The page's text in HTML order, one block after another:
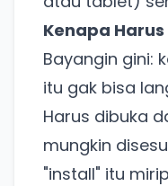
Kenapa
Bayangin gini:
itu gak bisa
Harus dibuka
mungkin
"install" itu